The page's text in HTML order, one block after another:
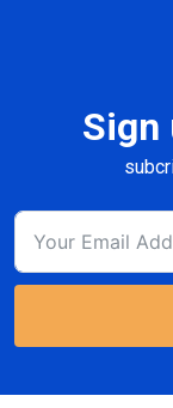
Sign